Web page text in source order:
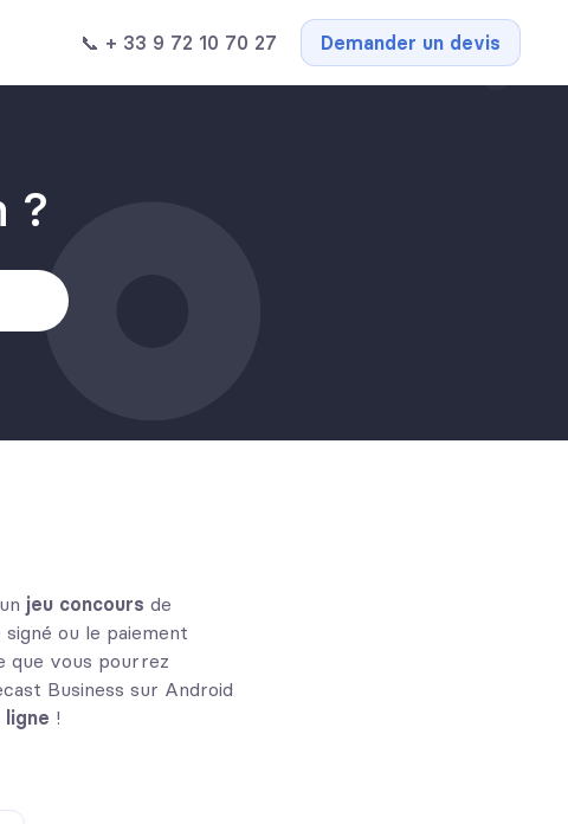
📞 + 33 9 72 10 70 27 Demander un devis
?
jeu concours de
ou le paiement
que vous pourrez
Business sur Android
!